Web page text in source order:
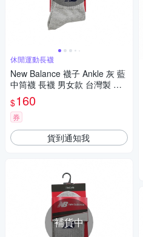
休閒運動長襪
New Balance 襪子 Ankle 灰 藍
中筒襪 長襪 男女款 台灣製 運
動 NB 紐巴倫 7120400485
$160
券
貨到通知我
補貨中